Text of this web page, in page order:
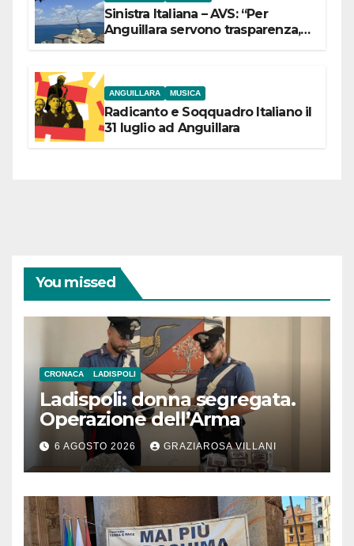
Sinistra Italiana – AVS: “Per
Anguillara servono trasparenza,
ANGUILLARA MUSICA
Radicanto e Soqquadro Italiano il
31 luglio ad Anguillara
You missed
CRONACA LADISPOLI
Ladispoli: donna segregata.
Operazione dell’Arma
6 AGOSTO 2026 GRAZIAROSA VILLANI